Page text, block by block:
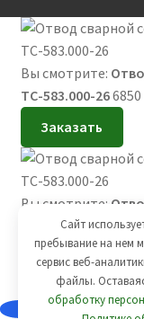
Вы смотрите:
ТС-583.000-266850
Заказать
Вы смотрите:
ТС-583.000-266850
Добавить в
Сайт
пребывание на нем
сервис веб-
файлы.
обработку